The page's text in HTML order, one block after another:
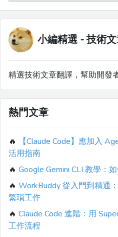
小編精選 - 技術
精選技術文章翻譯，幫助開發
熱門文章
🔥
【Claude Code】應加入
活用指南
🔥 Google Gemini CLI 教學：
🔥 WorkBuddy 從入門到精通
繁瑣工作
🔥 Claude Code 進階：用
工作流程